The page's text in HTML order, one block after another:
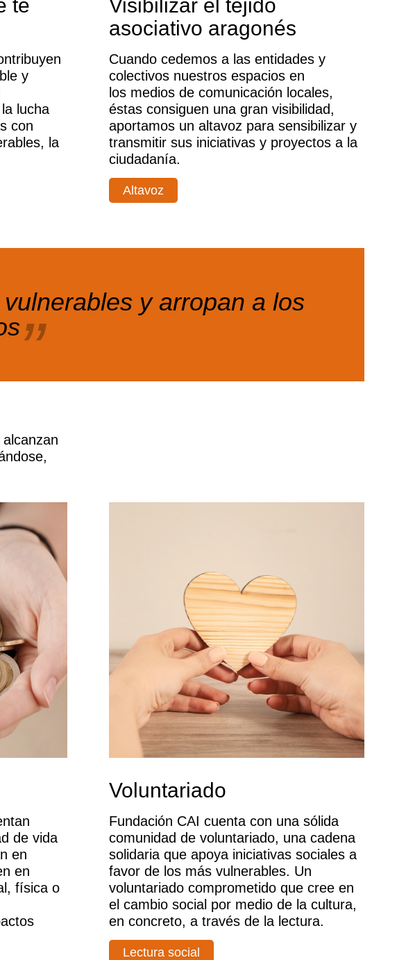
te
y
lucha
con
la
Visibilizar el tejido
asociativo aragonés
Cuando cedemos a las entidades y
colectivos nuestros espacios en
los medios de comunicación locales,
éstas consiguen una gran visibilidad,
aportamos un altavoz para sensibilizar y
transmitir sus iniciativas y proyectos a la
ciudadanía.
Altavoz
y arropan a los
de vida
en
en
física o
Voluntariado
Fundación CAI cuenta con una sólida
comunidad de voluntariado, una cadena
solidaria que apoya iniciativas sociales a
favor de los más vulnerables. Un
voluntariado comprometido que cree en
el cambio social por medio de la cultura,
en concreto, a través de la lectura.
Lectura social